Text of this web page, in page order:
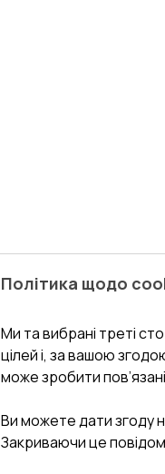
Політика щодо
Ми та вибрані треті
цілей і, за вашою
може зробити
Ви можете дати згоду
Закриваючи це